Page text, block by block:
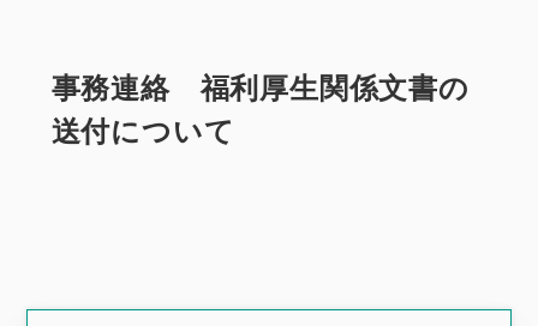
事務連絡 福利厚生関係文書の
送付について